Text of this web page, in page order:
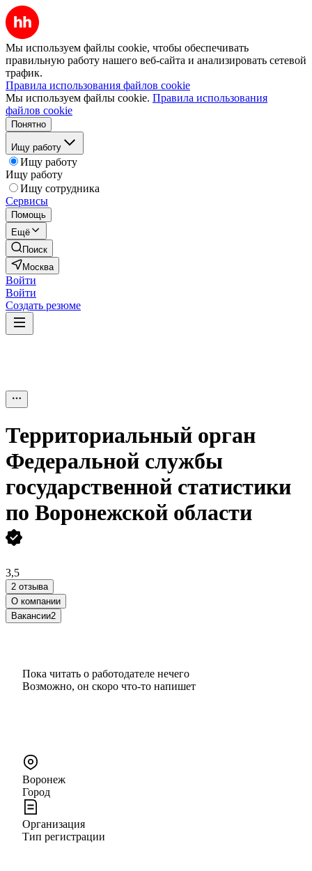
Мы используем файлы cookie, чтобы обеспечивать
правильную работу нашего веб-сайта и анализировать сетевой
трафик.
Правила использования файлов cookie
Мы используем файлы cookie. Правила использования
файлов cookie
Понятно
Ищу работу
Ищу работу
Ищу работу
Ищу сотрудника
Сервисы
Помощь
Ещё
Поиск
Москва
Войти
Войти
Создать резюме
Территориальный орган
Федеральной службы
государственной статистики
по Воронежской области
3,5
2 отзыва
О компании
Вакансии2
Пока читать о работодателе нечего
Возможно, он скоро что‑то напишет
Воронеж
Город
Организация
Тип регистрации